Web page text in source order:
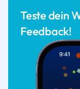
Teste dein
Feedback!